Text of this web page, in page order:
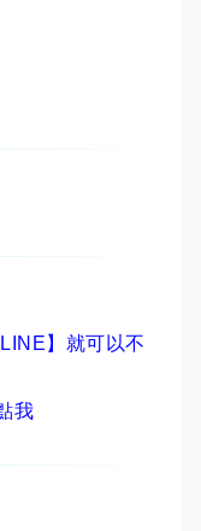
】 就可以不
我